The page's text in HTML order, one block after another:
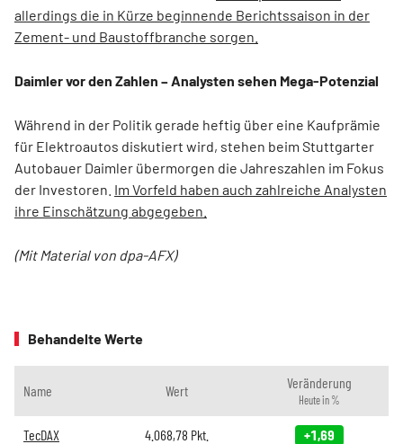
allerdings die in Kürze beginnende Berichtssaison in der
Zement- und Baustoffbranche sorgen.
Daimler vor den Zahlen – Analysten sehen Mega-Potenzial
Während in der Politik gerade heftig über eine Kaufprämie
für Elektroautos diskutiert wird, stehen beim Stuttgarter
Autobauer Daimler übermorgen die Jahreszahlen im Fokus
der Investoren. Im Vorfeld haben auch zahlreiche Analysten
ihre Einschätzung abgegeben.
(Mit Material von dpa-AFX)
Behandelte Werte
Name Wert Veränderung
Heute in %
TecDAX 4.068,78 Pkt. +1,69